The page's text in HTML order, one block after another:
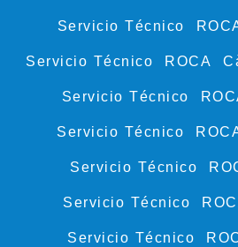
Servicio Técnico
Servicio Técnico ROCA
Servicio Técnico
Servicio Técnico
Servicio Técnico
Servicio Técnico
Servicio Técnico